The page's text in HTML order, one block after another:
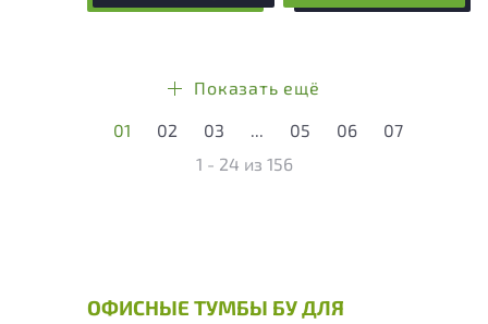
Показать ещё
01 02 03 05 06
07
1 - 24 из 156
ОФИСНЫЕ ТУМБЫ БУ ДЛЯ